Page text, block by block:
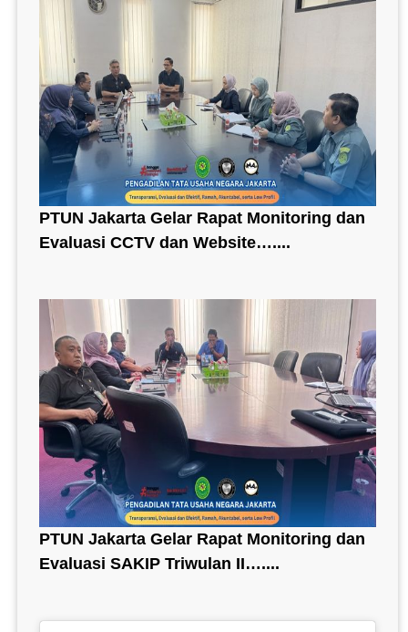
PTUN Jakarta Gelar Rapat Monitoring dan
Evaluasi CCTV dan Website…....
PTUN Jakarta Gelar Rapat Monitoring dan
Evaluasi SAKIP Triwulan II…....